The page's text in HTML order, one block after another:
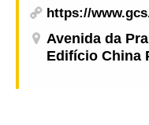
https://
Avenida da
Edifício China